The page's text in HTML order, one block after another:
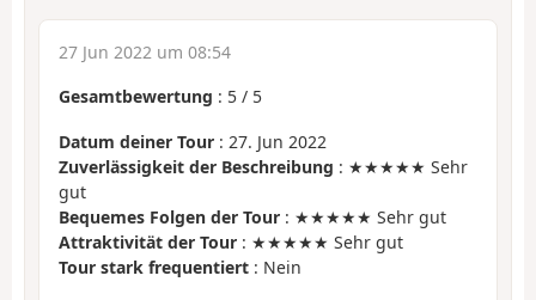
27 Jun 2022 um 08:54
Gesamtbewertung : 5 / 5
Datum deiner Tour : 27. Jun 2022
Zuverlässigkeit der Beschreibung : ★★★★★ Sehr
gut
Bequemes Folgen der Tour : ★★★★★ Sehr gut
Attraktivität der Tour : ★★★★★ Sehr gut
Tour stark frequentiert : Nein